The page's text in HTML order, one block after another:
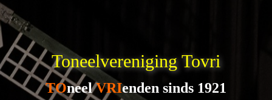
Toneelvereniging Tovri
TOneelVRIenden sinds 1921